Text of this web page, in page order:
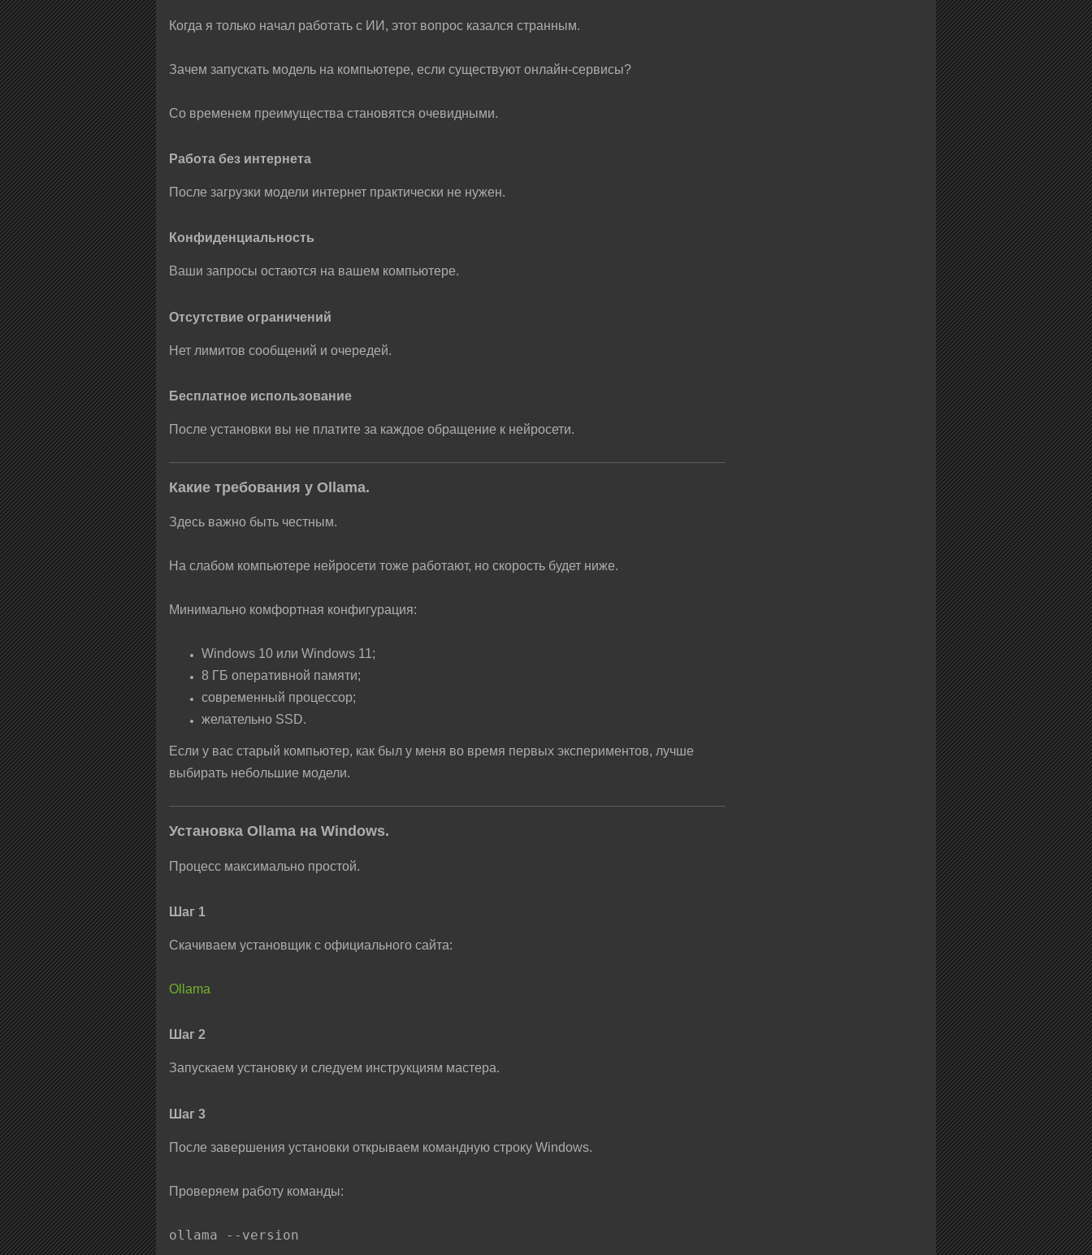
Когда я только начал работать с ИИ, этот вопрос казался странным.
Зачем запускать модель на компьютере, если существуют онлайн-сервисы?
Со временем преимущества становятся очевидными.
Работа без интернета
После загрузки модели интернет практически не нужен.
Конфиденциальность
Ваши запросы остаются на вашем компьютере.
Отсутствие ограничений
Нет лимитов сообщений и очередей.
Бесплатное использование
После установки вы не платите за каждое обращение к нейросети.
Какие требования у Ollama.
Здесь важно быть честным.
На слабом компьютере нейросети тоже работают, но скорость будет ниже.
Минимально комфортная конфигурация:
Windows 10 или Windows 11;
8 ГБ оперативной памяти;
современный процессор;
желательно SSD.
Если у вас старый компьютер, как был у меня во время первых экспериментов, лучше
выбирать небольшие модели.
Установка Ollama на Windows.
Процесс максимально простой.
Шаг 1
Скачиваем установщик с официального сайта:
Ollama
Шаг 2
Запускаем установку и следуем инструкциям мастера.
Шаг 3
После завершения установки открываем командную строку Windows.
Проверяем работу команды:
ollama --version